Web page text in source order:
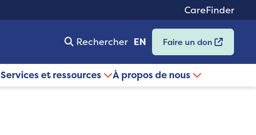
CareFinder
Rechercher EN Faire un don
Services et ressources À propos de nous